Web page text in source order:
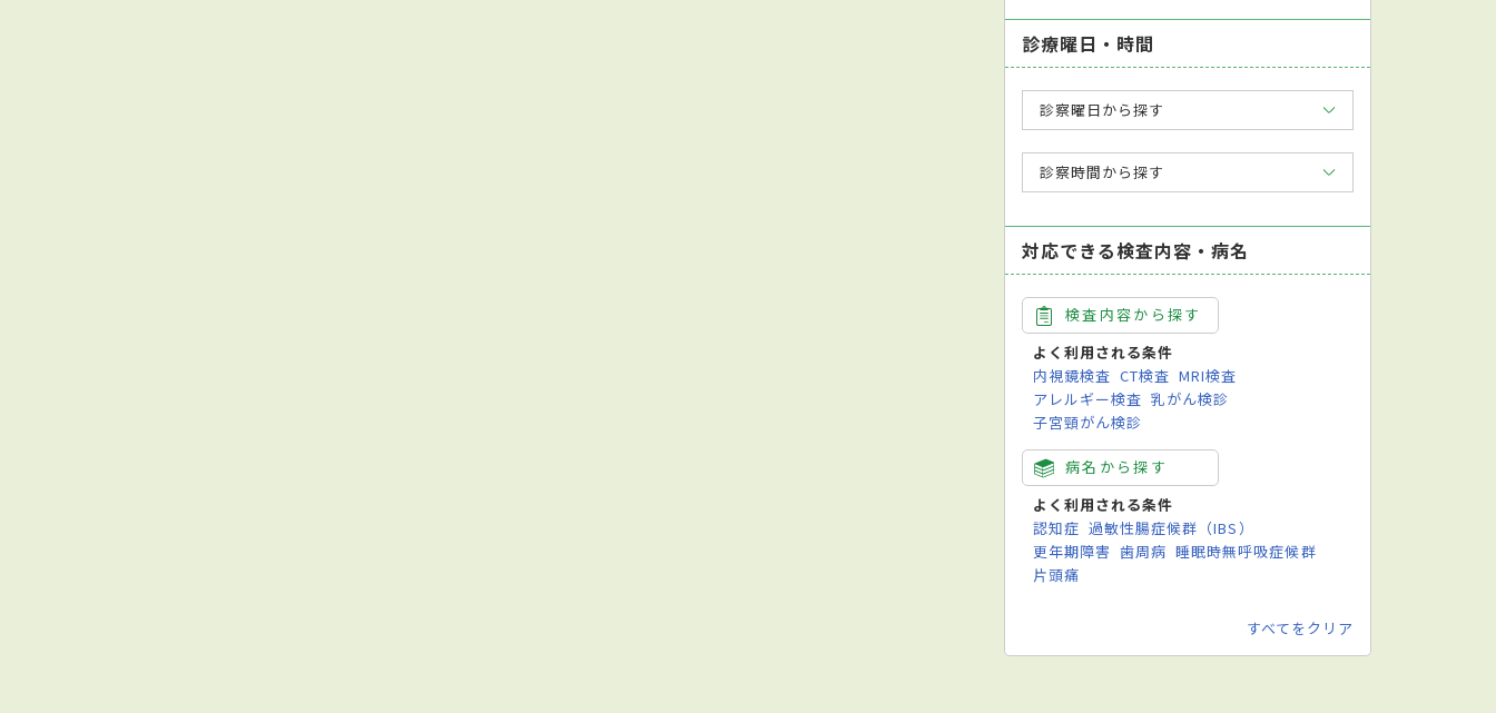
診療曜日・時間
診察曜日から探す
診察時間から探す
対応できる検査内容・病名
検査内容から探す
よく利用される条件
内視鏡検査 CT検査 MRI検査
アレルギー検査 乳がん検診
子宮頸がん検診
病名から探す
よく利用される条件
認知症 過敏性腸症候群（IBS）
更年期障害 歯周病 睡眠時無呼吸症候群
片頭痛
すべてをクリア